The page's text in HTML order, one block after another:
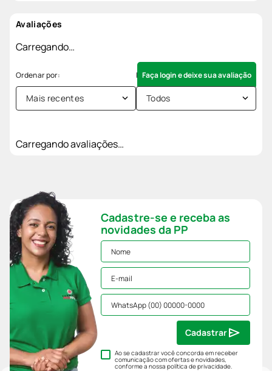
Avaliações
Carregando…
Faça login e deixe sua avaliação
Mais recentes Todos
Carregando avaliações…
Cadastre-se e receba as
novidades da PP
Ao se cadastrar você concorda em receber
comunicação com ofertas e novidades,
conforme a nossapolítica de privacidade.
Cadastrar